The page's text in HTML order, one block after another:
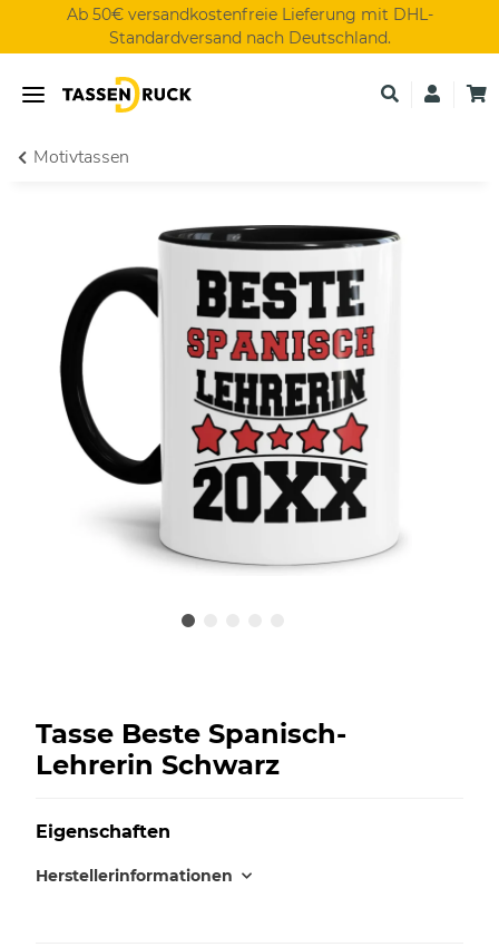
Ab 50€ versandkostenfreie Lieferung mit DHL-
Standardversand nach Deutschland.
Motivtassen
Tasse Beste Spanisch-
Lehrerin Schwarz
Eigenschaften
Herstellerinformationen